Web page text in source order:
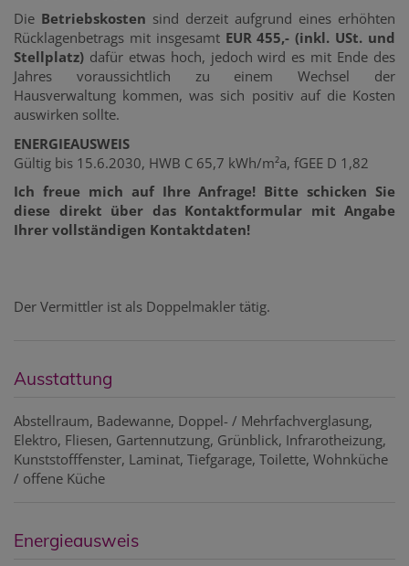
Die Betriebskosten sind derzeit aufgrund eines erhöhten
Rücklagenbetrags mit insgesamt EUR 455,- (inkl. USt. und
Stellplatz) dafür etwas hoch, jedoch wird es mit Ende des
Jahres voraussichtlich zu einem Wechsel der
Hausverwaltung kommen, was sich positiv auf die Kosten
auswirken sollte.
ENERGIEAUSWEIS
Gültig bis 15.6.2030, HWB C 65,7 kWh/m²a, fGEE D 1,82
Ich freue mich auf Ihre Anfrage! Bitte schicken Sie
diese direkt über das Kontaktformular mit Angabe
Ihrer vollständigen Kontaktdaten!
Der Vermittler ist als Doppelmakler tätig.
Ausstattung
Abstellraum Badewanne Doppel- / Mehrfachverglasung
Elektro Fliesen Gartennutzung Grünblick Infrarotheizung
Kunststofffenster Laminat Tiefgarage Toilette Wohnküche
/ offene Küche
Energieausweis